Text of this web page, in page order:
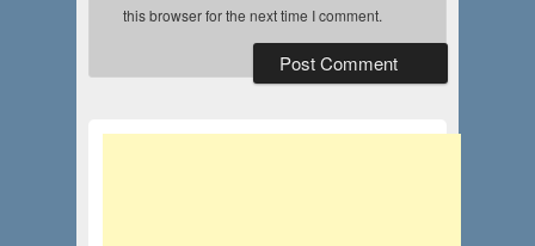
this browser for the next time I comment.